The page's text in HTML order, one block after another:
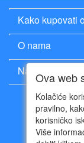
Kako kupovati
O nama
Način plaćanja
Ova web
Kolačiće
pravilno,
korisničko
Više